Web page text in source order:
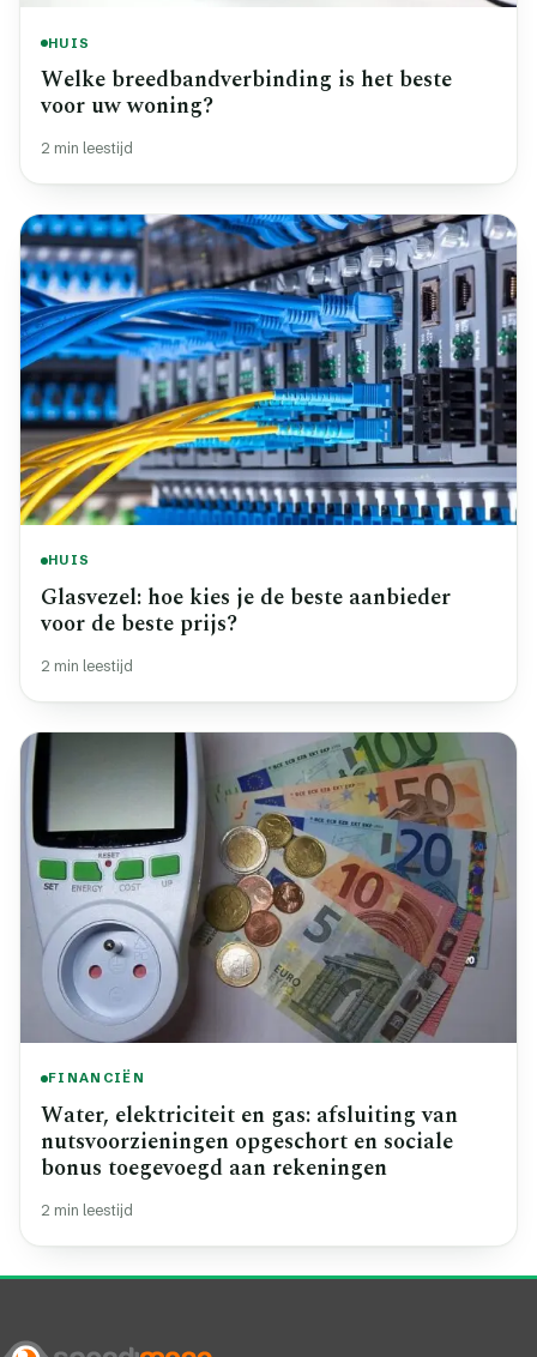
HUIS
Welke breedbandverbinding is het beste
voor uw woning?
2 min leestijd
HUIS
Glasvezel: hoe kies je de beste aanbieder
voor de beste prijs?
2 min leestijd
FINANCIËN
Water, elektriciteit en gas: afsluiting van
nutsvoorzieningen opgeschort en sociale
bonus toegevoegd aan rekeningen
2 min leestijd